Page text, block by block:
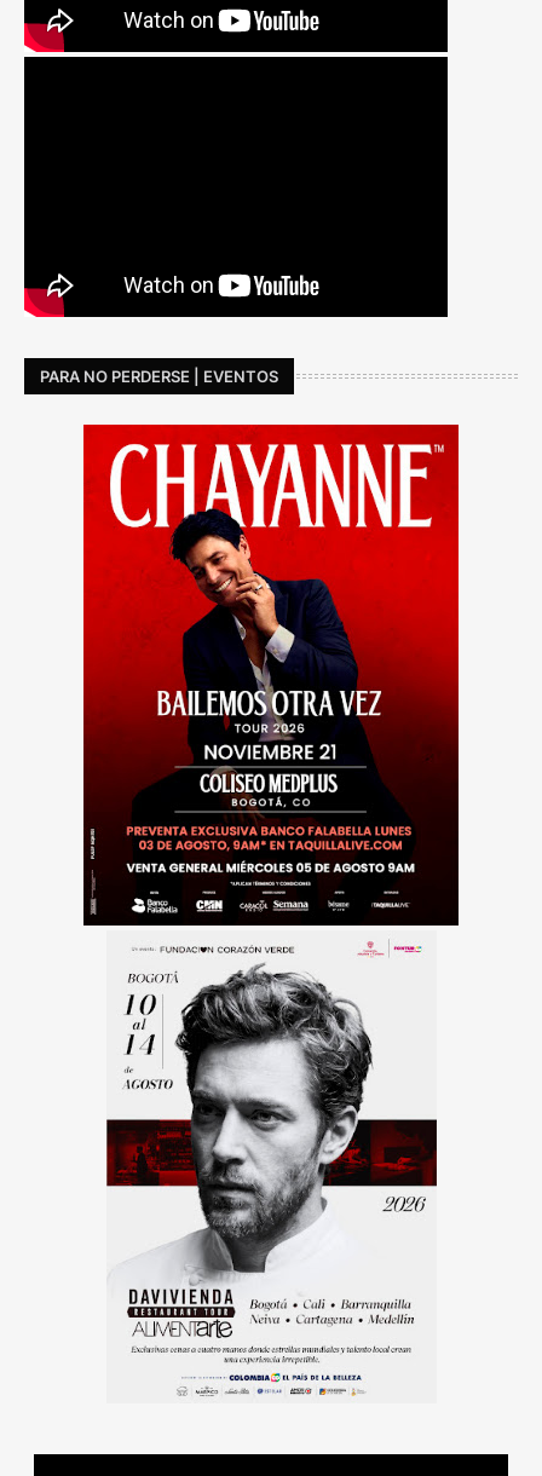
PARA NO PERDERSE | EVENTOS